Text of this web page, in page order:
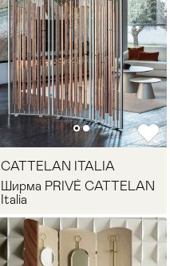
CATTELAN ITALIA
Ширма PRIVÉ CATTELAN
Italia